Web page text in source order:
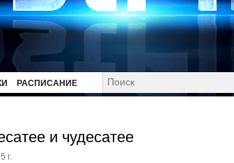
РАСПИСАНИЕ
и чудесатее
г.